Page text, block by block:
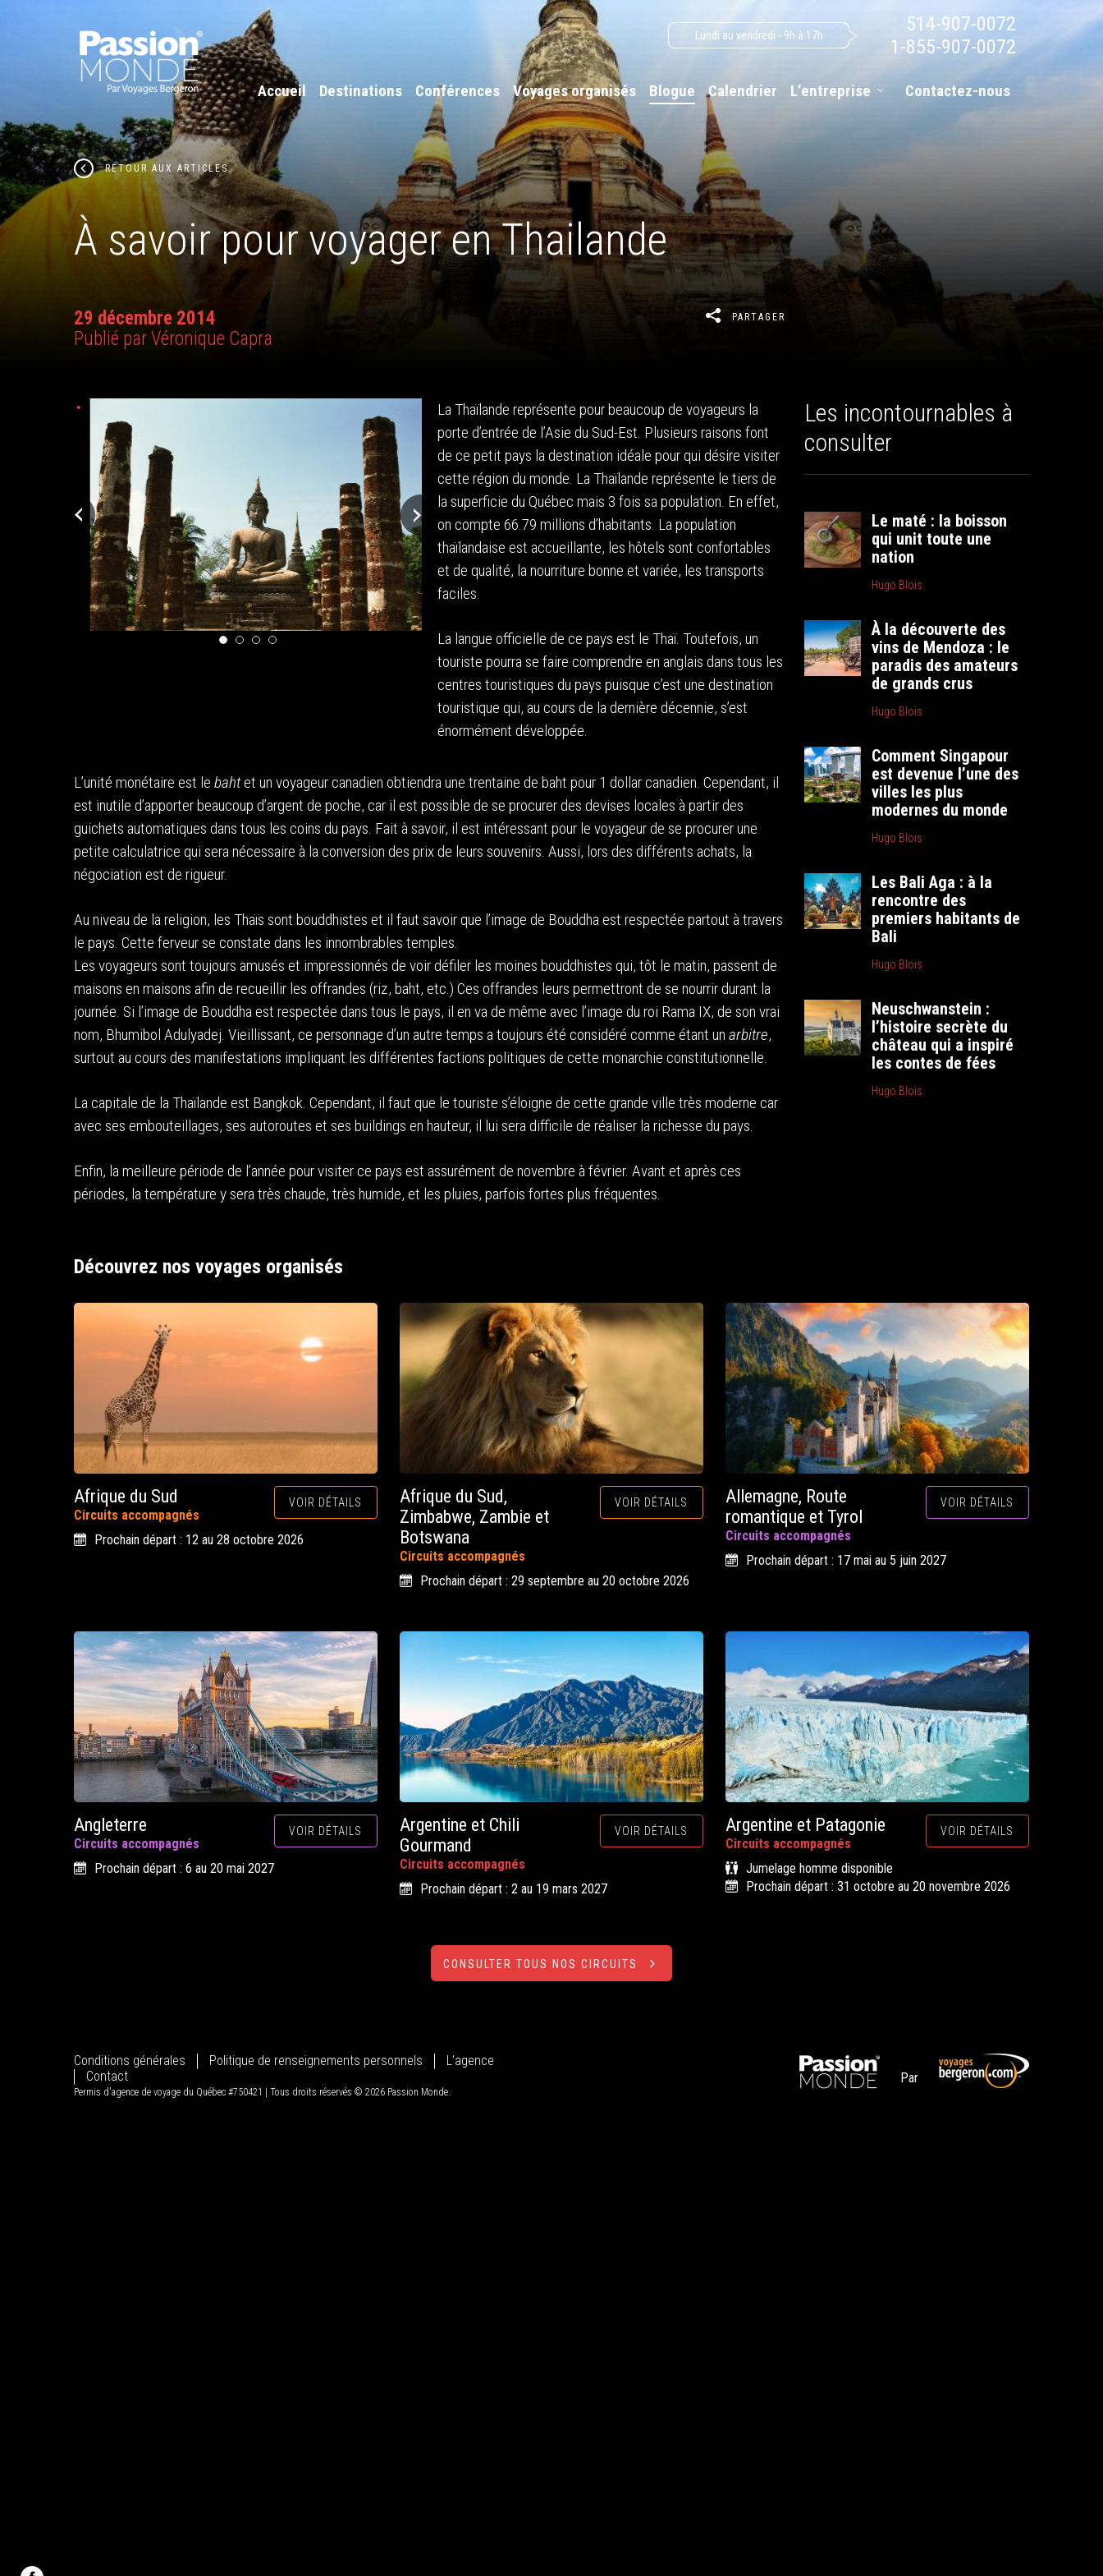
Lundi au vendredi - 9h à 17h
514-907-0072
1-855-907-0072
Accueil Destinations Conférences Voyages organisés Blogue Calendrier L’entreprise Contactez-nous
RETOUR AUX ARTICLES
À savoir pour voyager en Thailande
29 décembre 2014
Publié par Véronique Capra
PARTAGER
La Thaïlande représente pour beaucoup de voyageurs la
porte d’entrée de l’Asie du Sud-Est. Plusieurs raisons font
de ce petit pays la destination idéale pour qui désire visiter
cette région du monde. La Thaïlande représente le tiers de
la superficie du Québec mais 3 fois sa population. En effet,
on compte 66.79 millions d’habitants. La population
thaïlandaise est accueillante, les hôtels sont confortables
et de qualité, la nourriture bonne et variée, les transports
faciles.
La langue officielle de ce pays est le Thaï. Toutefois, un
touriste pourra se faire comprendre en anglais dans tous les
centres touristiques du pays puisque c’est une destination
touristique qui, au cours de la dernière décennie, s’est
énormément développée.
L’unité monétaire est le bahtet un voyageur canadien obtiendra une trentaine de baht pour 1 dollar canadien. Cependant, il
est inutile d’apporter beaucoup d’argent de poche, car il est possible de se procurer des devises locales à partir des
guichets automatiques dans tous les coins du pays. Fait à savoir, il est intéressant pour le voyageur de se procurer une
petite calculatrice qui sera nécessaire à la conversion des prix de leurs souvenirs. Aussi, lors des différents achats, la
négociation est de rigueur.
Au niveau de la religion, les Thaïs sont bouddhistes et il faut savoir que l’image de Bouddha est respectée partout à travers
le pays. Cette ferveur se constate dans les innombrables temples.
Les voyageurs sont toujours amusés et impressionnés de voir défiler les moines bouddhistes qui, tôt le matin, passent de
maisons en maisons afin de recueillir les offrandes (riz, baht, etc.) Ces offrandes leurs permettront de se nourrir durant la
journée. Si l’image de Bouddha est respectée dans tous le pays, il en va de même avec l’image du roi Rama IX, de son vrai
nom, Bhumibol Adulyadej. Vieillissant, ce personnage d’un autre temps a toujours été considéré comme étant un arbitre,
surtout au cours des manifestations impliquant les différentes factions politiques de cette monarchie constitutionnelle.
La capitale de la Thaïlande est Bangkok. Cependant, il faut que le touriste s’éloigne de cette grande ville très moderne car
avec ses embouteillages, ses autoroutes et ses buildings en hauteur, il lui sera difficile de réaliser la richesse du pays.
Enfin, la meilleure période de l’année pour visiter ce pays est assurément de novembre à février. Avant et après ces
périodes, la température y sera très chaude, très humide, et les pluies, parfois fortes plus fréquentes.
Les incontournables à
consulter
Le maté : la boisson
qui unit toute une
nation
Hugo Blois
À la découverte des
vins de Mendoza : le
paradis des amateurs
de grands crus
Hugo Blois
Comment Singapour
est devenue l’une des
villes les plus
modernes du monde
Hugo Blois
Les Bali Aga : à la
rencontre des
premiers habitants de
Bali
Hugo Blois
Neuschwanstein :
l’histoire secrète du
château qui a inspiré
les contes de fées
Hugo Blois
Découvrez nos voyages organisés
Afrique du Sud
Circuits accompagnés
VOIR DÉTAILS
Prochain départ : 12 au 28 octobre 2026
Afrique du Sud,
Zimbabwe, Zambie et
Botswana
Circuits accompagnés
VOIR DÉTAILS
Prochain départ : 29 septembre au 20 octobre 2026
Allemagne, Route
romantique et Tyrol
Circuits accompagnés
VOIR DÉTAILS
Prochain départ : 17 mai au 5 juin 2027
Angleterre
Circuits accompagnés
VOIR DÉTAILS
Prochain départ : 6 au 20 mai 2027
Argentine et Chili
Gourmand
Circuits accompagnés
VOIR DÉTAILS
Prochain départ : 2 au 19 mars 2027
Argentine et Patagonie
Circuits accompagnés
VOIR DÉTAILS
Jumelage homme disponible
Prochain départ : 31 octobre au 20 novembre 2026
CONSULTER TOUS NOS CIRCUITS
Conditions générales Politique de renseignements personnels
L’agence
Contact
Permis d'agence de voyage du Québec #750421 | Tous droits réservés © 2026 Passion Monde.
Par